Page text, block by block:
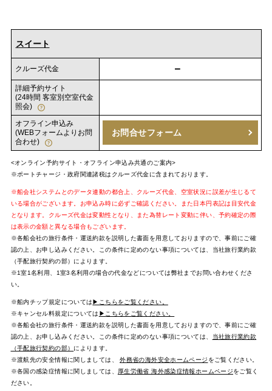
スイート
クルーズ代金 －
詳細予約サイト
(24時間 客室別空室代金
照会)
オフライン申込み
(WEBフォームよりお問
合わせ)
お問合せフォーム
<オンライン予約サイト・オフライン申込み共通のご案内>
※ポートチャージ・政府関連諸税はクルーズ代金に含まれております。
※船会社システムとのデータ連動の都合上、クルーズ代金、空室状況に誤差が生じるて
いる場合がございます。お申込み時に必ずご確認ください。また日本円表記は目安代金
となります。クルーズ代金は変動性となり、また為替レート変動に伴い、予約確定の際
は表示の金額と異なる場合もございます。
※各船会社の旅行条件・運送約款を説明した書面を用意しておりますので、事前にご確
認の上、お申し込みください。この条件に定めのない事項については、当社旅行業約款
（手配旅行契約の部）によります。
※1室1名利用、1室3名利用の場合の代金などについては弊社までお問い合わせくださ
い。
※船内チップ規定については ▶こちらをご覧ください。
※キャンセル料規定については ▶こちらをご覧ください。
※各船会社の旅行条件・運送約款を説明した書面を用意しておりますので、事前にご確
認の上、お申し込みください。この条件に定めのない事項については、
当社旅行業約款
（手配旅行契約の部） によります。
※渡航先の安全情報に関しましては、外務省の海外安全ホームページ をご覧ください。
※各国の感染症情報に関しましては、
厚生労働省 海外感染症情報ホームページをご覧く
ださい。